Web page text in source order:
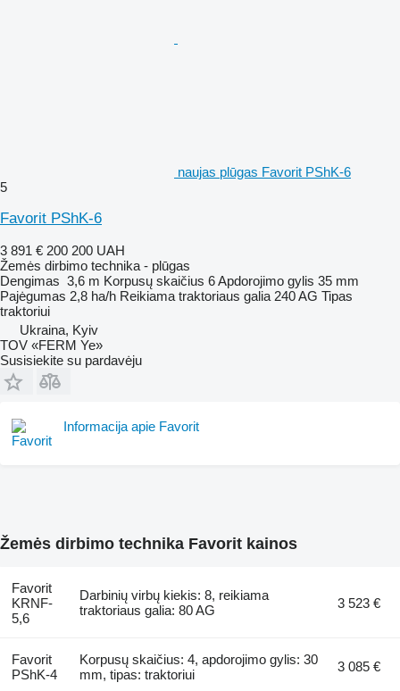
naujas plūgas Favorit PShK-6
5
Favorit PShK-6
3 891 € 200 200 UAH
Žemės dirbimo technika - plūgas
Dengimas 3,6 m Korpusų skaičius 6Apdorojimo gylis 35 mm
Pajėgumas 2,8 ha/h Reikiama traktoriaus galia 240 AG Tipas
traktoriui
Ukraina, Kyiv
TOV «FERM Ye»
Susisiekite su pardavėju
Informacija apie Favorit
Žemės dirbimo technika Favorit kainos
Favorit
KRNF-
5,6
Darbinių virbų kiekis: 8, reikiama
traktoriaus galia: 80 AG
3 523 €
Favorit
PShK-4
Korpusų skaičius: 4, apdorojimo gylis: 30
mm, tipas: traktoriui
3 085 €